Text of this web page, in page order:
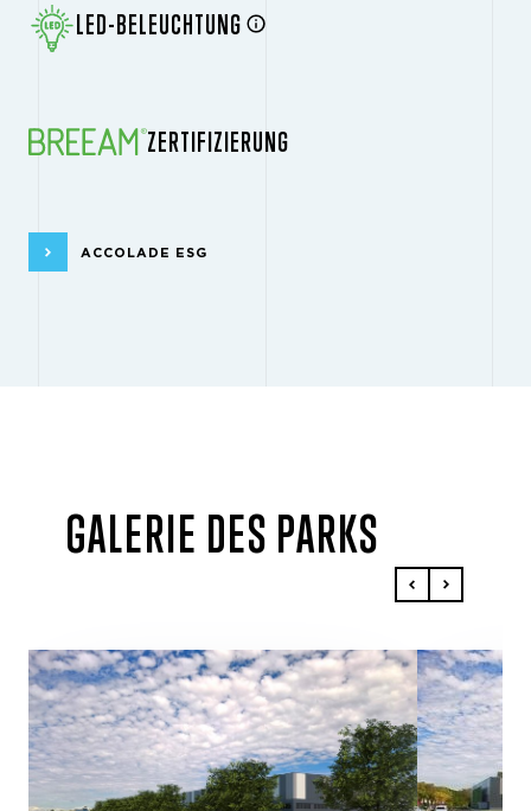
LED-BELEUCHTUNG
ZERTIFIZIERUNG
ACCOLADE ESG
GALERIE DES PARKS